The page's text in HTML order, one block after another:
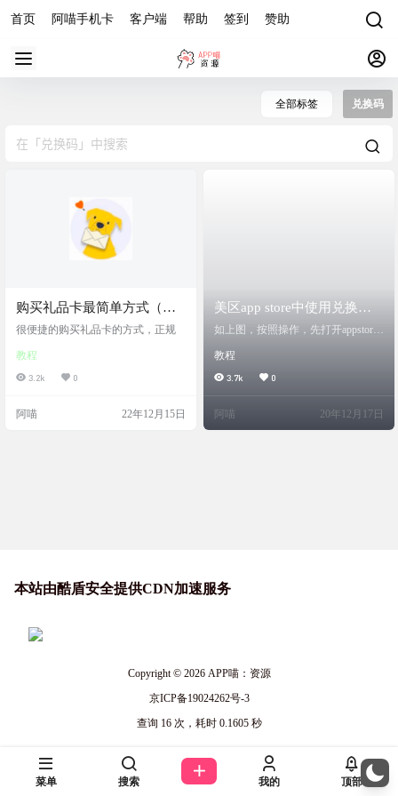
首页 阿喵手机卡 客户端 帮助 签到 赞助
全部标签 兑换码
购买礼品卡最简单方式（支
付宝：正规）
很便捷的购买礼品卡的方式，正规
教程
3.2k 0
阿喵 22年12月15日
美区app store中使用兑换码
兑换应用的操作教程
如上图，按照操作，先打开appstore
兑换即可。
教程
3.7k 0
阿喵 20年12月17日
本站由酷盾安全提供CDN加速服务
Copyright © 2026APP喵：资源
京ICP备19024262号-3
查询 16 次，耗时 0.1605 秒
菜单 搜索 我的 顶部